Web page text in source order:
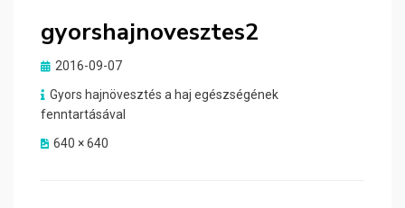
gyorshajnovesztes2
Posted
2016-09-07
Gyors hajnövesztés a haj egészségének
fenntartásával
640 × 640